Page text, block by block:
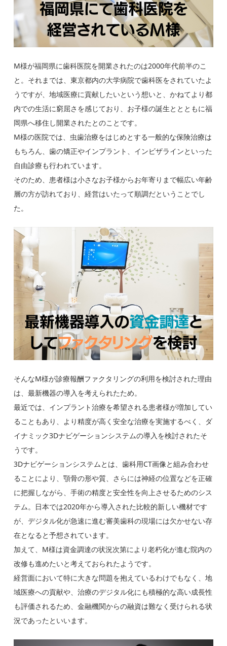
M様が福岡県に歯科医院を開業されたのは2000年代前半のこ
と。それまでは、東京都内の大学病院で歯科医をされていたよ
うですが、地域医療に貢献したいという想いと、かねてより都
内での生活に窮屈さを感じており、お子様の誕生ととともに福
岡県へ移住し開業されたとのことです。
M様の医院では、虫歯治療をはじめとする一般的な保険治療は
もちろん、歯の矯正やインプラント、インビザラインといった
自由診療も行われています。
そのため、患者様は小さなお子様からお年寄りまで幅広い年齢
層の方が訪れており、経営はいたって順調だということでし
た。
そんなM様が診療報酬ファクタリングの利用を検討された理由
は、最新機器の導入を考えられたため。
最近では、インプラント治療を希望される患者様が増加してい
ることもあり、より精度が高く安全な治療を実施するべく、ダ
イナミック3Dナビゲーションシステムの導入を検討されたそ
うです。
3Dナビゲーションシステムとは、歯科用CT画像と組み合わせ
ることにより、顎骨の形や質、さらには神経の位置などを正確
に把握しながら、手術の精度と安全性を向上させるためのシス
テム。日本では2020年から導入された比較的新しい機材です
が、デジタル化が急速に進む審美歯科の現場には欠かせない存
在となると予想されています。
加えて、M様は資金調達の状況次第により老朽化が進む院内の
改修も進めたいと考えておられたようです。
経営面において特に大きな問題を抱えているわけでもなく、地
域医療への貢献や、治療のデジタル化にも積極的な高い成長性
も評価されるため、金融機関からの融資は難なく受けられる状
況であったといいます。